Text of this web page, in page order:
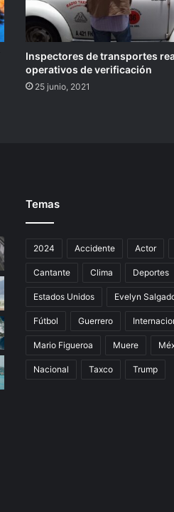
Inspectores de transportes
operativos de verificación
25 junio, 2021
Temas
2024 Accidente Actor
Cantante Clima Deportes
Estados Unidos Evelyn
Fútbol Guerrero
Mario Figueroa Muere
Nacional Taxco Trump